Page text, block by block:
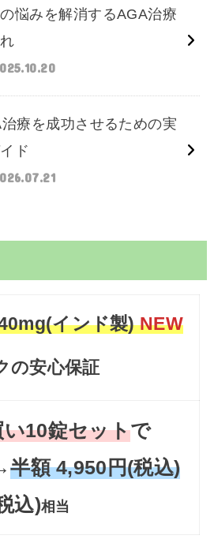
悩みを解消するAGA治療
療を成功させるための実
ド
インド製)NEW
の安心保証
10錠セットで
半額 4,950円(税込)
込)相当